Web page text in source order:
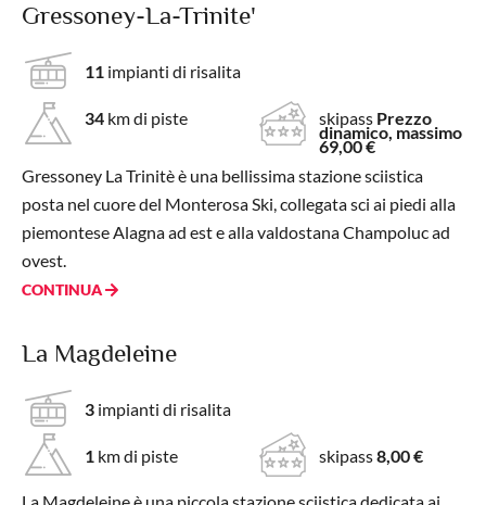
Gressoney-La-Trinite'
11 impianti di risalita
34 km di piste skipass Prezzo
dinamico, massimo
69,00 €
Gressoney La Trinitè è una bellissima stazione sciistica
posta nel cuore del Monterosa Ski, collegata sci ai piedi alla
piemontese Alagna ad est e alla valdostana Champoluc ad
ovest.
CONTINUA
La Magdeleine
3 impianti di risalita
1 km di piste skipass8,00 €